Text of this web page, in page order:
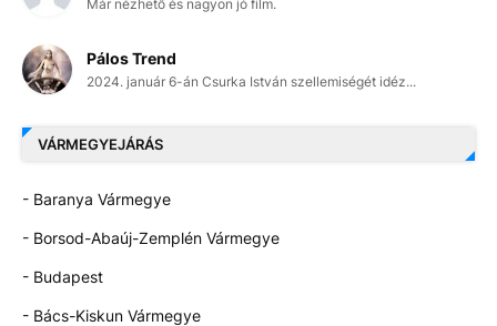
Már nézhető és nagyon jó film.
Pálos Trend
2024. január 6-án Csurka István szellemiségét idéz...
VÁRMEGYEJÁRÁS
- Baranya Vármegye
- Borsod-Abaúj-Zemplén Vármegye
- Budapest
- Bács-Kiskun Vármegye